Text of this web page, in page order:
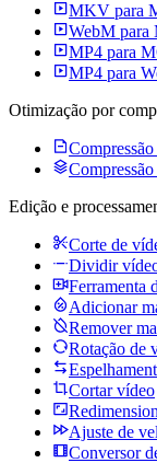
MKV para
WebM para
MP4 para
MP4 para
Otimização por
Edição e
Corte de
Dividir
Ferramenta
Adicionar
Remover
Rotação de
Cortar vídeo
Ajuste de
Conversor